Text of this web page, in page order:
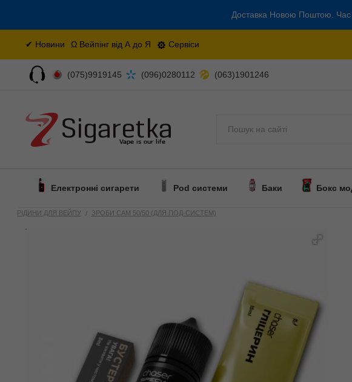
Доставка Новою Поштою.
✔ Новини Ω Вейпінг від А до Я Сервіси
(075)9919145 (096)0280112 (063)1901246
Електронні сигарети Pod системи Баки Бокс
РІДИНИ ДЛЯ ВЕЙПУ ЗРОБИ САМ 50/50 (ДЛЯ ПОД-СИСТЕМ)